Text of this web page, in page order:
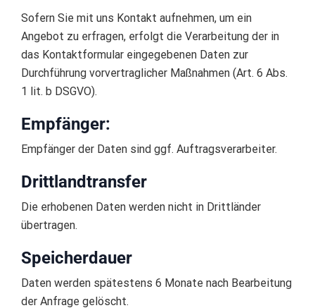
Sofern Sie mit uns Kontakt aufnehmen, um ein
Angebot zu erfragen, erfolgt die Verarbeitung der in
das Kontaktformular eingegebenen Daten zur
Durchführung vorvertraglicher Maßnahmen (Art. 6 Abs.
1 lit. b DSGVO).
Empfänger:
Empfänger der Daten sind ggf. Auftragsverarbeiter.
Drittlandtransfer
Die erhobenen Daten werden nicht in Drittländer
übertragen.
Speicherdauer
Daten werden spätestens 6 Monate nach Bearbeitung
der Anfrage gelöscht.